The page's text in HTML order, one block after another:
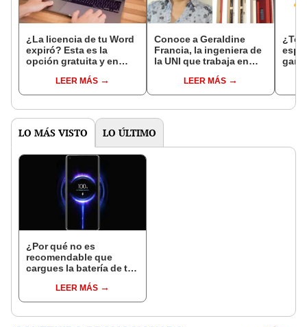
¿La licencia de tu Word
expiró? Esta es la
opción gratuita y en
usar para crear
documentos
LEER MÁS
Conoce a Geraldine
Francia, la ingeniera de
la UNI que trabaja en
preguntaron de qué
universidad venía"
LEER MÁS
¿Te
LO MÁS VISTO LO ÚLTIMO
¿Por qué no es
recomendable que
cargues la batería de tu
la respuesta
LEER MÁS